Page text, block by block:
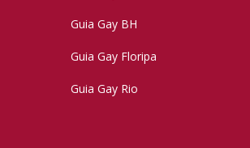
Guia Gay BH
Guia Gay Floripa
Guia Gay Rio